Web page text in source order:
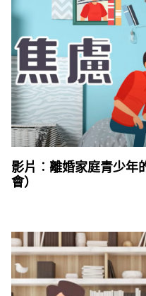
影片︰離婚家庭青少年
會）